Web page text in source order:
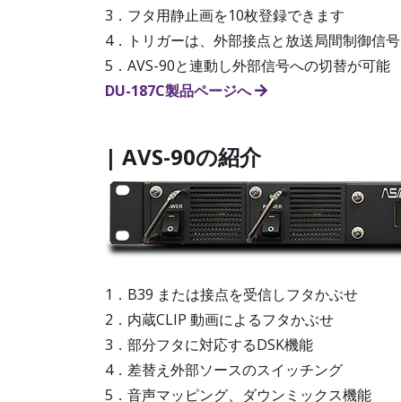
3．フタ用静止画を10枚登録できます
4．トリガーは、外部接点と放送局間制御信号
5．AVS-90と連動し外部信号への切替が可能
DU-187C製品ページへ
| AVS-90の紹介
1．B39 または接点を受信しフタかぶせ
2．内蔵CLIP 動画によるフタかぶせ
3．部分フタに対応するDSK機能
4．差替え外部ソースのスイッチング
5．音声マッピング、ダウンミックス機能